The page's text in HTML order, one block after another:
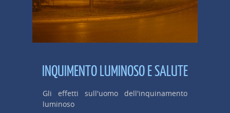
INQUIMENTO LUMINOSO E SALUTE
Gli effetti sull'uomo dell'inquinamento
luminoso